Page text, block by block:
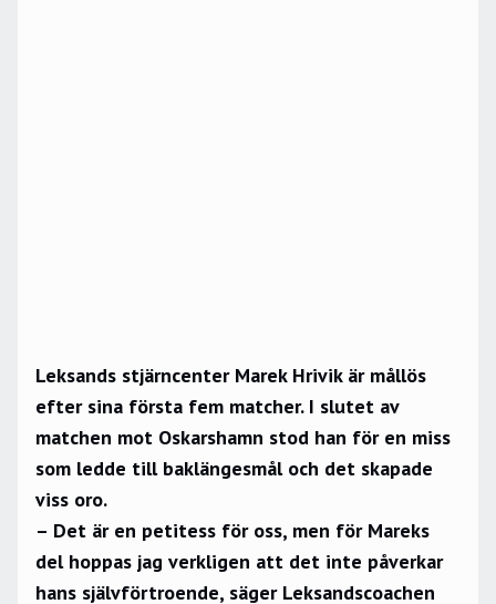
Leksands stjärncenter Marek Hrivik är mållös
efter sina första fem matcher. I slutet av
matchen mot Oskarshamn stod han för en miss
som ledde till baklängesmål och det skapade
viss oro.
– Det är en petitess för oss, men för Mareks
del hoppas jag verkligen att det inte påverkar
hans självförtroende, säger Leksandscoachen